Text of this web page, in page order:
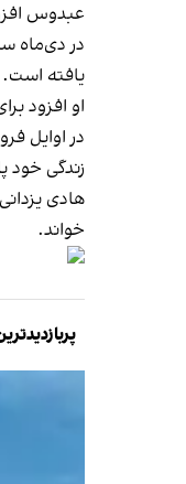
عبدوس
یافته است.
او افزود برای نمونه از میان ۱۴ هزار دستیار
در اوایل
زندگی خود
هادی یزدانی، فعال
خواند.